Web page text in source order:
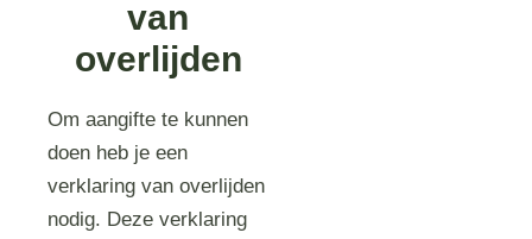
van
overlijden
Om aangifte te kunnen
doen heb je een
verklaring van overlijden
nodig. Deze verklaring